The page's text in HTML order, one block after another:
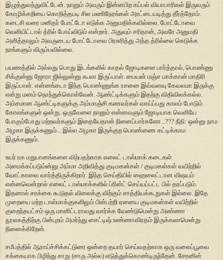
இழுத்துவந்துவிட்டேன். நானும் அவரும் இன்னபிற கப்பல் வியாபாரிகள் இருவரும்
கோழிக்கறியை கொறித்தபடி சில மணிநேரங்கள் அரட்டையடித்து தீர்த்தோம்.
கடைசி வரை மனிதர் போட்டோ எடுக்க அனுமதிக்கவில்லை. போட்டோவை
வெளியிட்டால் த்ரில் போய்விடும் என்றார். அதுவும் சரிதான், அவரே அனுமதி
அளித்தாலும் அவருடைய போட்டோவை பிரசுரித்து அந்த த்ரில்லை கெடுக்க
நாங்களும் விரும்பவில்லை.
பயணத்தில் அல்லது பொது இடங்களில் காதல் ஜோடிகளை பார்த்தால், பொண்ணு
சிக்குன்னு ஜோரா ஜில்லுன்னு கூலா இருப்பாள். பையன் மஞ்ச மாக்கான் மாதிரி
இருப்பான். என்னங்கடா இந்த பொண்ணுங்க ரசனை இவ்வளவு கேவலமா இருக்கு
என்று மனம் நொந்துக்கொள்வேன். ஆண்ட்டிக்களும் இதற்கு விதிவிலக்கல்ல.
அம்சமான ஆண்ட்டிகளுக்கு அம்மாஞ்சி கணவர்கள் வாய்ப்பது காலம் போடும்
கோலங்களுள் ஒன்று. ஒருவேளை நானும் என்னவளும் ஜோடியாக வெளியே
போகும்போது மற்றவர்களும் இதையேதான் நினைப்பார்களோ...??? நீதி: ஒன்னு நாம
அழகா இருக்கணும்... இல்ல அழகா இருக்குற பொண்ணை கட்டிக்காம
இருக்கணும்.
உயர் ரக மதுபானங்களை விற்பதற்காக எலைட் டாஸ்மாக் கடைகள்
அமைக்கப்படும்ன்னு அம்மா அறிவித்து குடிமகன்கள் / குடிமகள்கள் வயிற்றில்
வோட்காவை வார்த்திருக்கிறார். இந்த செய்தியில் ஹைலைட்டான விஷயம்
என்னவென்றால் எலைட் டாஸ்மாக்களில் ப்ரின்ட் செய்யப்பட்ட பில் தரப்படும்.
இதனால் சரக்கை கூடுதல் விலைக்கு விற்கும் சாத்தியக்கூறுகள் இல்லை. இதே
முறையை மற்ற டாஸ்மாக்குகளிலும் பின்பற்றி ஏனைய குடிமகன்கள் வயிற்றில்
குறைந்தபட்சம் ஒரு மானிட்டராவது வார்க்க வேண்டுமென்று அண்ணா
நூலகத்திற்கு பின்புறம் அமர்ந்து சைட்டிஷ் உண்ணாவிரதம் இருக்கலாமென்று
நினைக்கிறேன்.
சமீபத்தில் ஆராய்ச்சிக்கட்டுரை ஒன்றை தயார் செய்வதற்காக ஒரு வலைப்பூவை
சக்கையாக பிழிந்து சாறு (சாரு அல்ல) எடுத்துக்கொண்டிருந்தேன். சேரனின்